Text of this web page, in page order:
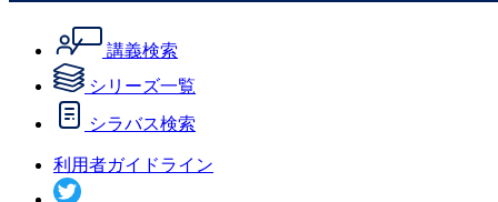
講義検索
シリーズ一覧
シラバス検索
利用者ガイドライン